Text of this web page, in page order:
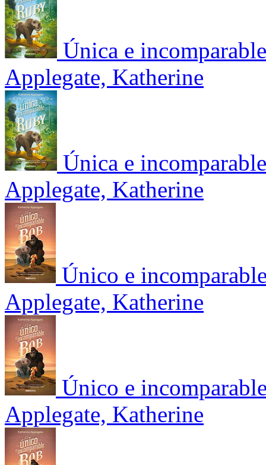
Única e
Applegate, Katherine
Única e
Applegate, Katherine
Único e
Applegate, Katherine
Único e
Applegate, Katherine